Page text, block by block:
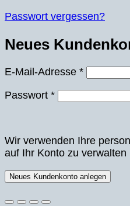
Passwort vergessen?
Neues
E-Mail-Adresse *Erforderlich
Passwort *Erforderlich
Wir verwenden Ihre
auf Ihr Konto zu
Neues Kundenkonto anlegen